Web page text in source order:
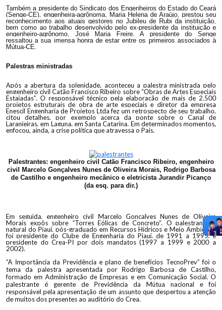
Também a presidente do Sindicato dos Engenheiros do Estado do Ceará
(Senge-CE), engenheira-agrônoma, Maria Helena de Araújo, prestou seu
reconhecimento aos atuais gestores no Jubileu de Rubi da instituição,
bem como ao trabalho desenvolvido pelo ex-presidente da instituição e
engenheiro-agrônomo, José Maria Freire. A presidente do Senge
ressaltou a sua imensa honra de estar entre os primeiros associados à
Mútua-CE.
Palestras ministradas
Após a abertura da solenidade, aconteceu a palestra ministrada pelo
engenheiro civil Catão Francisco Ribeiro sobre “Obras de Artes Especiais
Estaiadas”. O responsável técnico pela elaboração de mais de 2.500
projetos estruturais de obra de arte especiais e diretor da empresa
Enescil Engenharia de Projetos Ltda fez um retrospecto de seu trabalho,
citou detalhes, por exemplo acerca da ponte sobre o Canal de
Laranjeiras, em Laguna, em Santa Catarina. Em determinados momentos,
enfocou, ainda, a crise política que atravessa o País.
Palestrantes: engenheiro civil Catão Francisco Ribeiro, engenheiro
civil Marcelo Gonçalves Nunes de Oliveira Morais, Rodrigo Barbosa
de Castilho e engenheiro mecânico e eletricista Jurandir Picanço
(da esq. para dir.)
Em seguida, engenheiro civil Marcelo Gonçalves Nunes de Oliveira
Morais expôs sobre “Torres Eólicas de Concreto”. O palestrante é
natural do Piauí, pós-graduado em Recursos Hídricos e Meio Ambiente,
foi presidente do Clube de Engenharia do Piauí, de 1991 a 1995, e
presidente do Crea-PI por dois mandatos (1997 a 1999 e 2000 a
2002).
“A Importância da Previdência e plano de benefícios TecnoPrev” foi o
tema da palestra apresentada por Rodrigo Barbosa de Castilho,
formado em Administração de Empresas e em Comunicação Social. O
palestrante é gerente de Previdência da Mútua nacional e foi
responsável pela apresentação de um assunto que despertou a atenção
de muitos dos presentes ao auditório do Crea.